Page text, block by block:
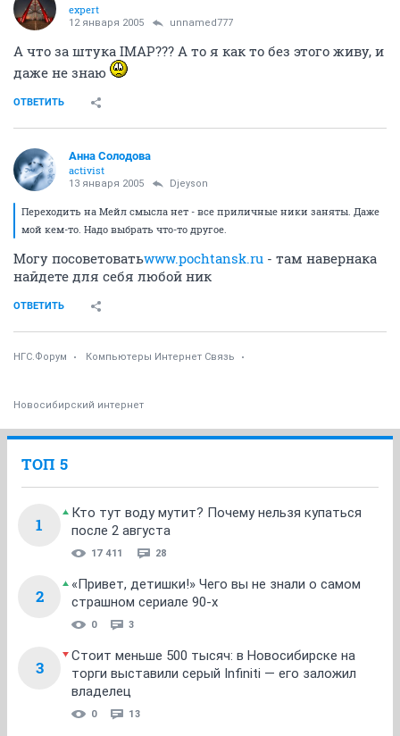
expert
12 января 2005 unnamed777
А что за штука IMAP??? А то я как то без этого живу, и
даже не знаю
ОТВЕТИТЬ
Анна Солодова
activist
13 января 2005 Djeyson
Переходить на Мейл смысла нет - все приличные ники заняты. Даже
мой кем-то. Надо выбрать что-то другое.
Могу посоветоватьwww.pochtansk.ru - там навернака
найдете для себя любой ник
ОТВЕТИТЬ
НГС.Форум Компьютеры Интернет Связь
Новосибирский интернет
ТОП 5
1
Кто тут воду мутит? Почему нельзя купаться
после 2 августа
17 411 28
2
«Привет, детишки!» Чего вы не знали о самом
страшном сериале 90-х
0 3
3
Стоит меньше 500 тысяч: в Новосибирске на
торги выставили серый Infiniti — его заложил
владелец
0 13